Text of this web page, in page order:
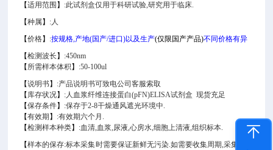
【适用范围 】 :此试剂盒仅用于科研试验,研究用于临床.
【种属】 :人
【价格】 :按规格,产地(国产/进口)以及生产(仅限国产产品)不同价格有异
【检测波长 】 :450nm
【 所需样本体积 】 :50-100ul
【说明书】 :产品说明书可致电公司客服索取
【 库存状况】 :人血浆纤维连接蛋白(pFN)ELISA试剂盒 现货充足
【保存条件】 :保存于2-8干燥通风遮光环境中.
【有效期 】 :有效期六个月.
【检测样本种类】 :血清,血浆,尿液,心房水,细胞上清液,组织标本.
【样本的保存:标本采集时需要保证新鲜无污染.如需要收集周期,采集到的